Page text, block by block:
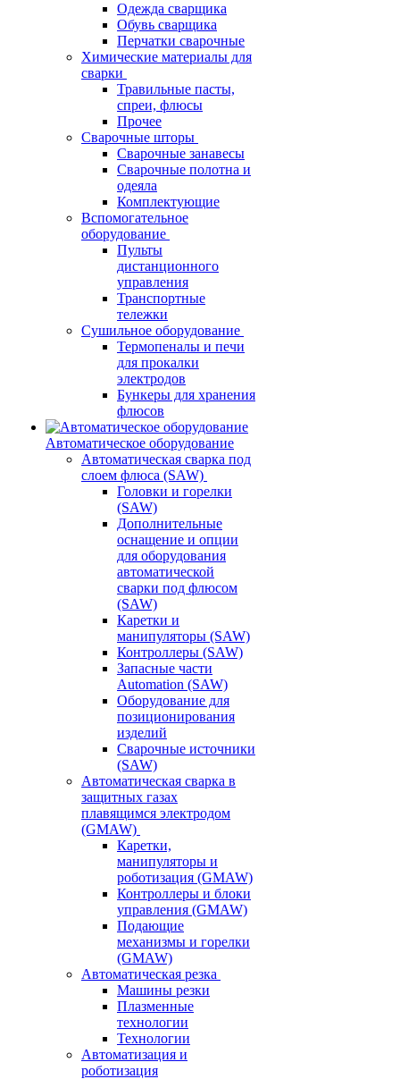
Одежда сварщика
Обувь сварщика
Перчатки сварочные
Химические материалы для
сварки
Травильные пасты,
спреи, флюсы
Прочее
Сварочные шторы
Сварочные занавесы
Сварочные полотна и
одеяла
Комплектующие
Вспомогательное
оборудование
Пульты
дистанционного
управления
Транспортные
тележки
Сушильное оборудование
Термопеналы и печи
для прокалки
электродов
Бункеры для хранения
флюсов
Автоматическое оборудование
Автоматическая сварка под
слоем флюса (SAW)
Головки и горелки
(SAW)
Дополнительные
оснащение и опции
для оборудования
автоматической
сварки под флюсом
(SAW)
Каретки и
манипуляторы (SAW)
Контроллеры (SAW)
Запасные части
Automation (SAW)
Оборудование для
позиционирования
изделий
Сварочные источники
(SAW)
Автоматическая сварка в
защитных газах
плавящимся электродом
(GMAW)
Каретки,
манипуляторы и
роботизация (GMAW)
Контроллеры и блоки
управления (GMAW)
Подающие
механизмы и горелки
(GMAW)
Автоматическая резка
Машины резки
Плазменные
технологии
Технологии
Автоматизация и
роботизация